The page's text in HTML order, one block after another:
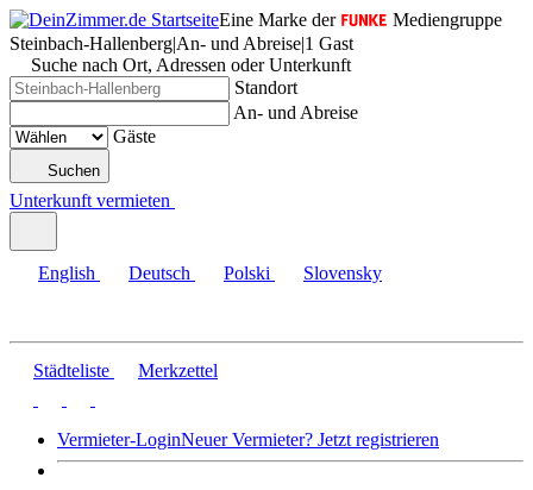
Eine Marke der
Mediengruppe
Steinbach-Hallenberg|An- und Abreise|1 Gast
Suche nach Ort, Adressen oder Unterkunft
Standort
An- und Abreise
Gäste
Suchen
Unterkunft vermieten
English Deutsch Polski Slovensky
Städteliste Merkzettel
Vermieter-LoginNeuer Vermieter? Jetzt registrieren